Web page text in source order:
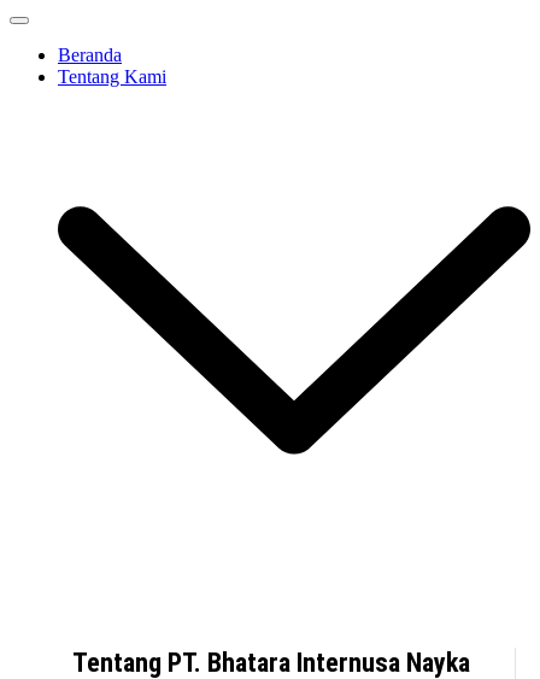
Beranda
Tentang Kami
Tentang PT. Bhatara Internusa Nayka